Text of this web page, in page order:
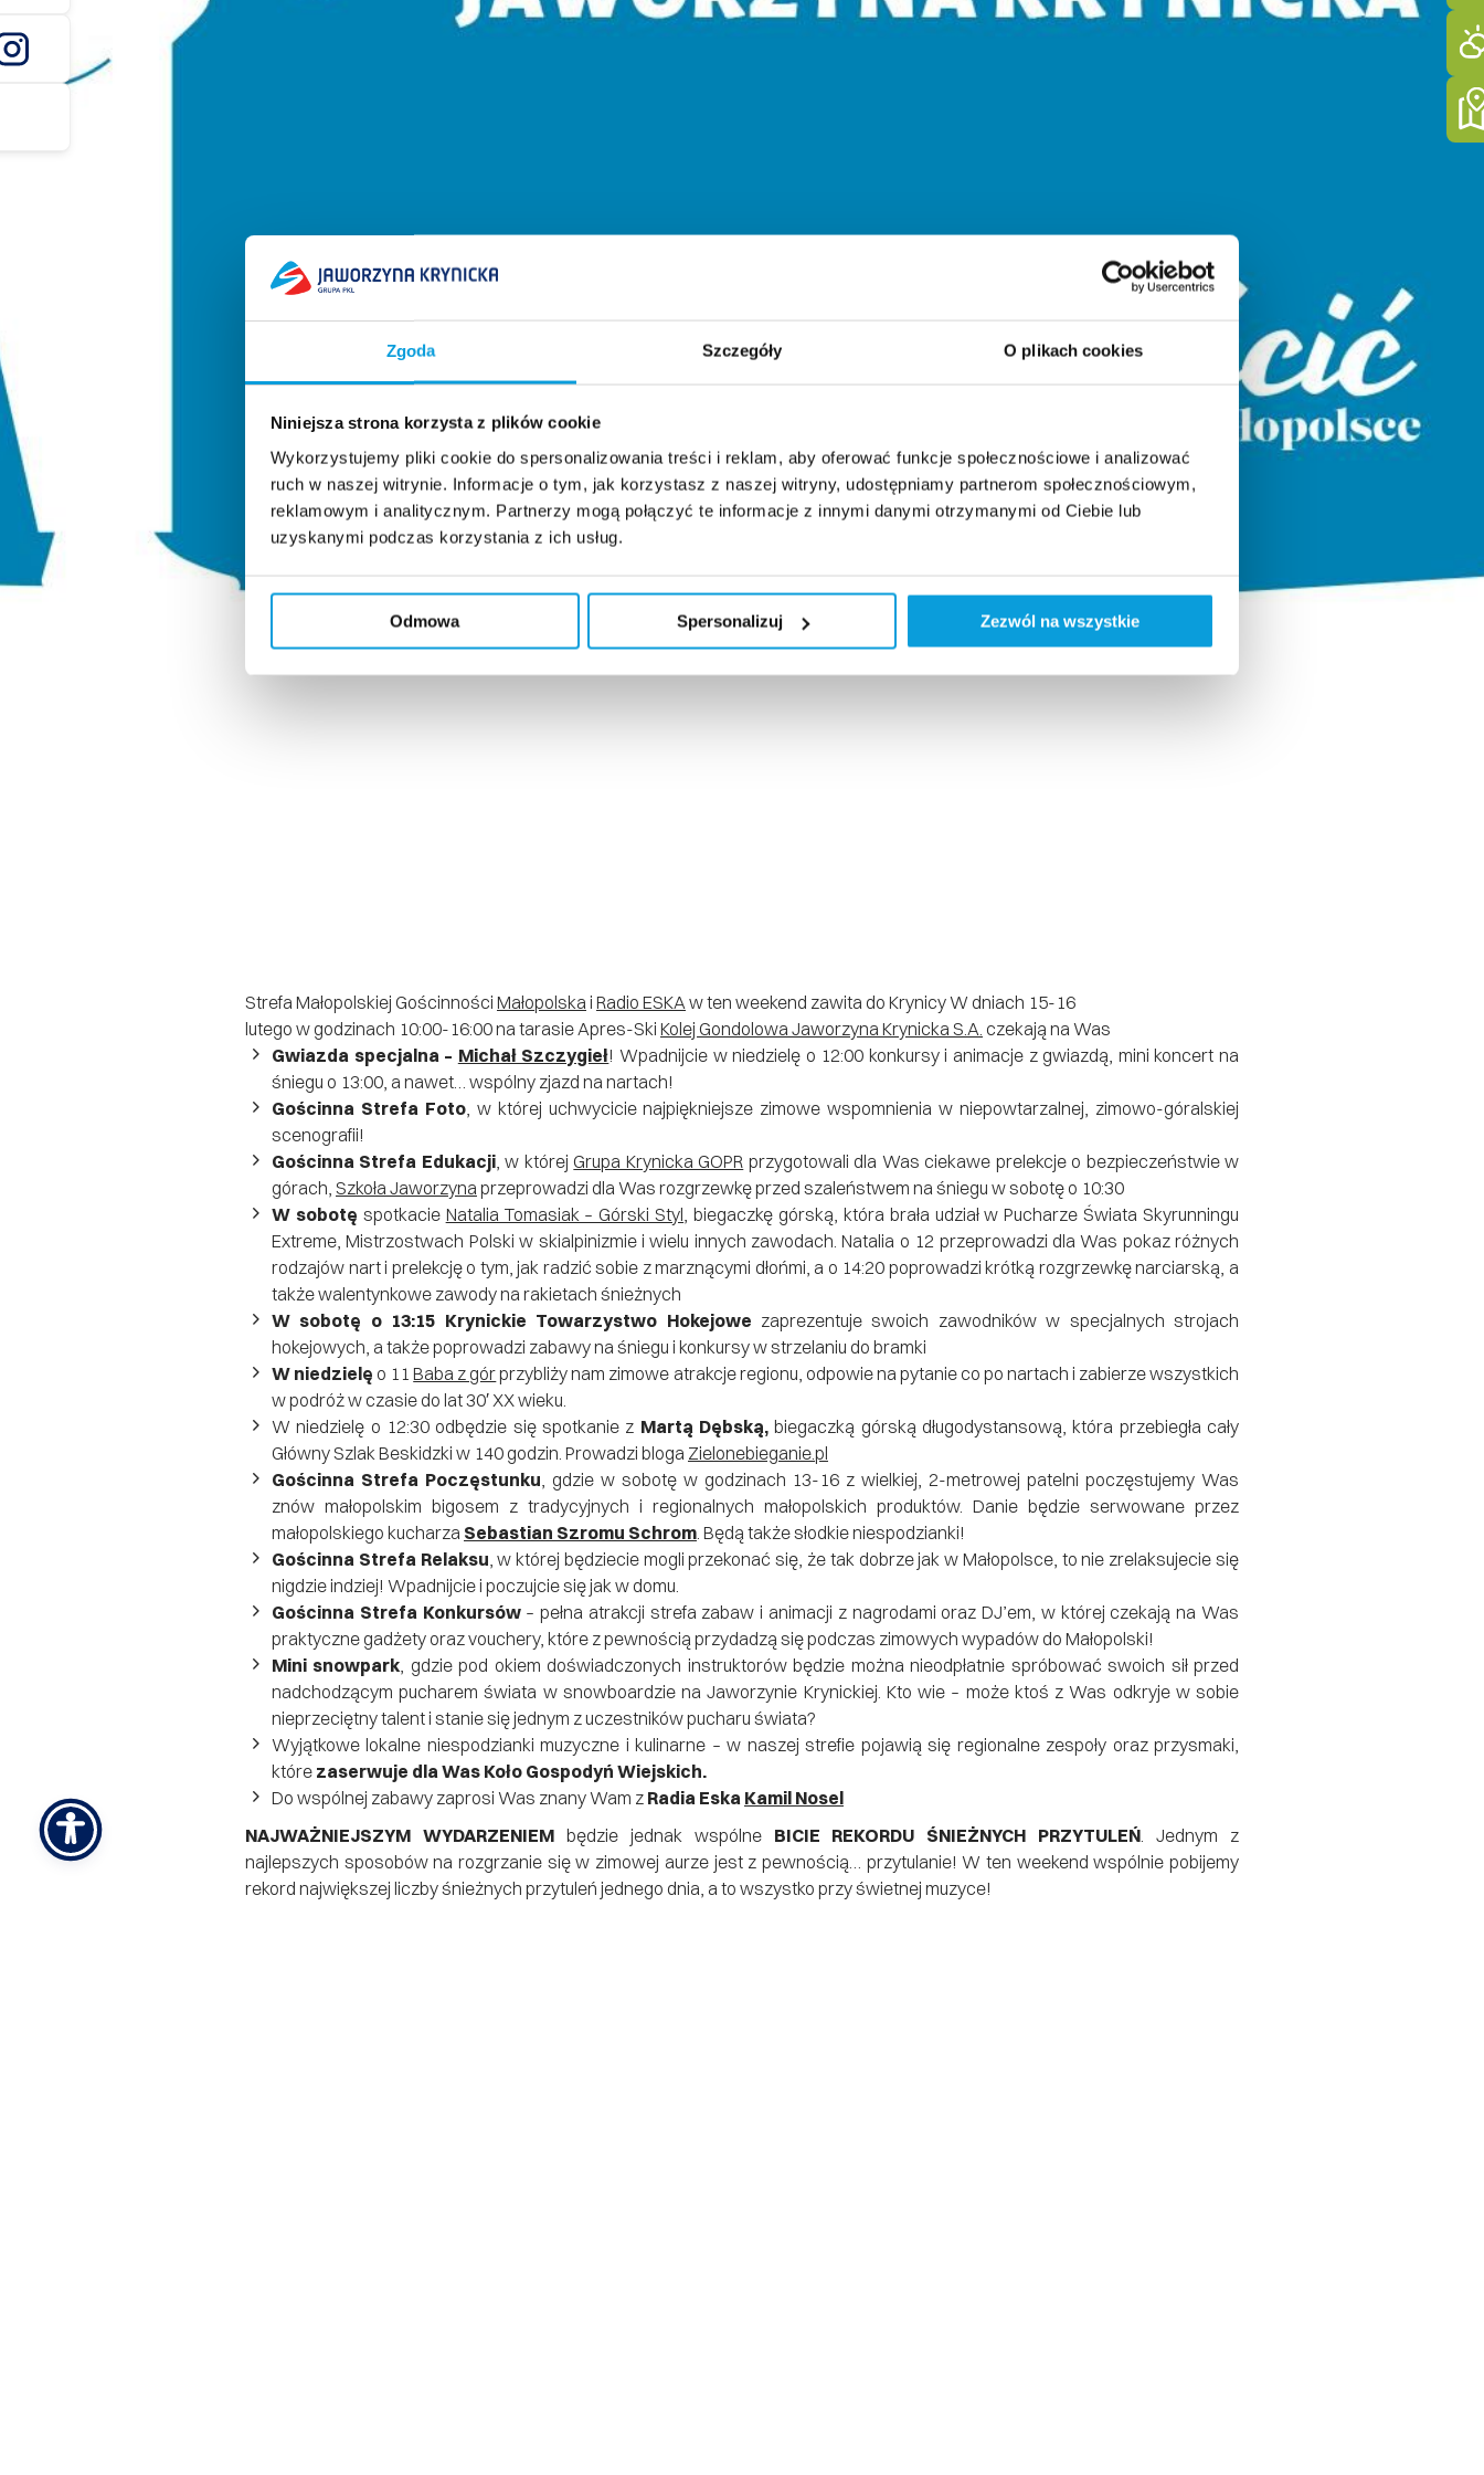
Zgoda Szczegóły O plikach cookies
Niniejsza strona korzysta z plików cookie
Wykorzystujemy pliki cookie do spersonalizowania treści i reklam, aby oferować funkcje społecznościowe i analizować
ruch w naszej witrynie. Informacje o tym, jak korzystasz z naszej witryny, udostępniamy partnerom społecznościowym,
reklamowym i analitycznym. Partnerzy mogą połączyć te informacje z innymi danymi otrzymanymi od Ciebie lub
uzyskanymi podczas korzystania z ich usług.
Odmowa Spersonalizuj Zezwól na wszystkie
Strefa Małopolskiej Gościnności Małopolska i Radio ESKA w ten weekend zawita do Krynicy W dniach 15-16
lutego w godzinach 10:00-16:00 na tarasie Apres-Ski Kolej Gondolowa Jaworzyna Krynicka S.A. czekają na Was
Gwiazda specjalna – Michał Szczygieł! Wpadnijcie w niedzielę o 12:00 konkursy i animacje z gwiazdą, mini koncert na
śniegu o 13:00, a nawet… wspólny zjazd na nartach!
Gościnna Strefa Foto, w której uchwycicie najpiękniejsze zimowe wspomnienia w niepowtarzalnej, zimowo-góralskiej
scenografii!
Gościnna Strefa Edukacji, w którejGrupa Krynicka GOPR przygotowali dla Was ciekawe prelekcje o bezpieczeństwie w
górach, Szkoła Jaworzyna przeprowadzi dla Was rozgrzewkę przed szaleństwem na śniegu w sobotę o 10:30
W sobotę spotkacie Natalia Tomasiak – Górski Styl , biegaczkę górską, która brała udział w Pucharze Świata Skyrunningu
Extreme, Mistrzostwach Polski w skialpinizmie i wielu innych zawodach. Natalia o 12 przeprowadzi dla Was pokaz różnych
rodzajów nart i prelekcję o tym, jak radzić sobie z marznącymi dłońmi, a o 14:20 poprowadzi krótką rozgrzewkę narciarską, a
także walentynkowe zawody na rakietach śnieżnych
W sobotę o 13:15 Krynickie Towarzystwo Hokejowe zaprezentuje swoich zawodników w specjalnych strojach
hokejowych, a także poprowadzi zabawy na śniegu i konkursy w strzelaniu do bramki
W niedzielę o 11Baba z górprzybliży nam zimowe atrakcje regionu, odpowie na pytanie co po nartach i zabierze wszystkich
w podróż w czasie do lat 30′ XX wieku.
W niedzielę o 12:30 odbędzie się spotkanie z Martą Dębską, biegaczką górską długodystansową, która przebiegła cały
Główny Szlak Beskidzki w 140 godzin. Prowadzi bloga Zielonebieganie.pl
Gościnna Strefa Poczęstunku , gdzie w sobotę w godzinach 13-16 z wielkiej, 2-metrowej patelni poczęstujemy Was
znów małopolskim bigosem z tradycyjnych i regionalnych małopolskich produktów. Danie będzie serwowane przez
małopolskiego kucharza Sebastian Szromu Schrom . Będą także słodkie niespodzianki!
Gościnna Strefa Relaksu , w której będziecie mogli przekonać się, że tak dobrze jak w Małopolsce, to nie zrelaksujecie się
nigdzie indziej! Wpadnijcie i poczujcie się jak w domu.
Gościnna Strefa Konkursów– pełna atrakcji strefa zabaw i animacji z nagrodami oraz DJ’em, w której czekają na Was
praktyczne gadżety oraz vouchery, które z pewnością przydadzą się podczas zimowych wypadów do Małopolski!
Mini snowpark , gdzie pod okiem doświadczonych instruktorów będzie można nieodpłatnie spróbować swoich sił przed
nadchodzącym pucharem świata w snowboardzie na Jaworzynie Krynickiej. Kto wie – może ktoś z Was odkryje w sobie
nieprzeciętny talent i stanie się jednym z uczestników pucharu świata?
Wyjątkowe lokalne niespodzianki muzyczne i kulinarne – w naszej strefie pojawią się regionalne zespoły oraz przysmaki,
które zaserwuje dla Was Koło Gospodyń Wiejskich.
Do wspólnej zabawy zaprosi Was znany Wam z Radia Eska Kamil Nosel
NAJWAŻNIEJSZYM WYDARZENIEMbędzie jednak wspólne BICIE REKORDU ŚNIEŻNYCH PRZYTULEŃ . Jednym z
najlepszych sposobów na rozgrzanie się w zimowej aurze jest z pewnością… przytulanie! W ten weekend wspólnie pobijemy
rekord największej liczby śnieżnych przytuleń jednego dnia, a to wszystko przy świetnej muzyce!